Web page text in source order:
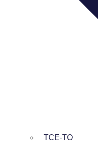
TCE-TO